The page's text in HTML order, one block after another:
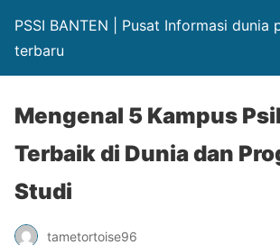
PSSI BANTEN | Pusat Informasi dunia
terbaru
Mengenal 5 Kampus
Terbaik di Dunia dan
Studi
tametortoise96